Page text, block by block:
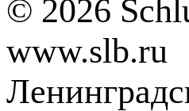
© 2026
www.slb.ru